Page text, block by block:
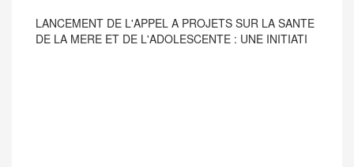
LANCEMENT DE L'APPEL A PROJETS DU PASRES